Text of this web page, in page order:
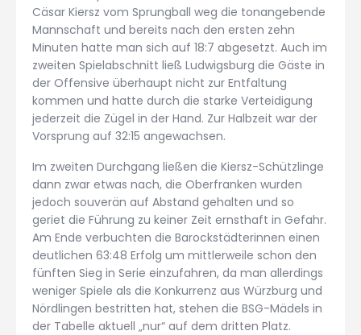
Cäsar Kiersz vom Sprungball weg die tonangebende
Mannschaft und bereits nach den ersten zehn
Minuten hatte man sich auf 18:7 abgesetzt. Auch im
zweiten Spielabschnitt ließ Ludwigsburg die Gäste in
der Offensive überhaupt nicht zur Entfaltung
kommen und hatte durch die starke Verteidigung
jederzeit die Zügel in der Hand. Zur Halbzeit war der
Vorsprung auf 32:15 angewachsen.
Im zweiten Durchgang ließen die Kiersz-Schützlinge
dann zwar etwas nach, die Oberfranken wurden
jedoch souverän auf Abstand gehalten und so
geriet die Führung zu keiner Zeit ernsthaft in Gefahr.
Am Ende verbuchten die Barockstädterinnen einen
deutlichen 63:48 Erfolg um mittlerweile schon den
fünften Sieg in Serie einzufahren, da man allerdings
weniger Spiele als die Konkurrenz aus Würzburg und
Nördlingen bestritten hat, stehen die BSG-Mädels in
der Tabelle aktuell „nur“ auf dem dritten Platz.